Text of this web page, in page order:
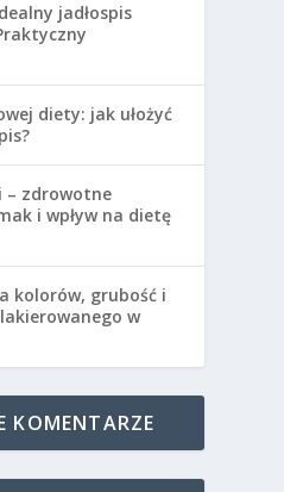
jadłospis
diety: jak ułożyć
– zdrowotne
i wpływ na dietę
kolorów, grubość i
w
KOMENTARZE